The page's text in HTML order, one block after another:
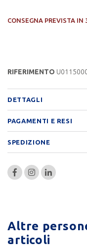
CONSEGNA PREVISTA IN
RIFERIMENTO
DETTAGLI
PAGAMENTI E RESI
SPEDIZIONE
Altre
articoli